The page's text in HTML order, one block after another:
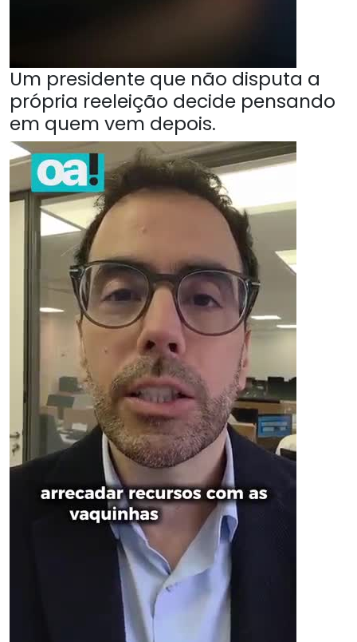
Um presidente que não disputa a
própria reeleição decide pensando
em quem vem depois.